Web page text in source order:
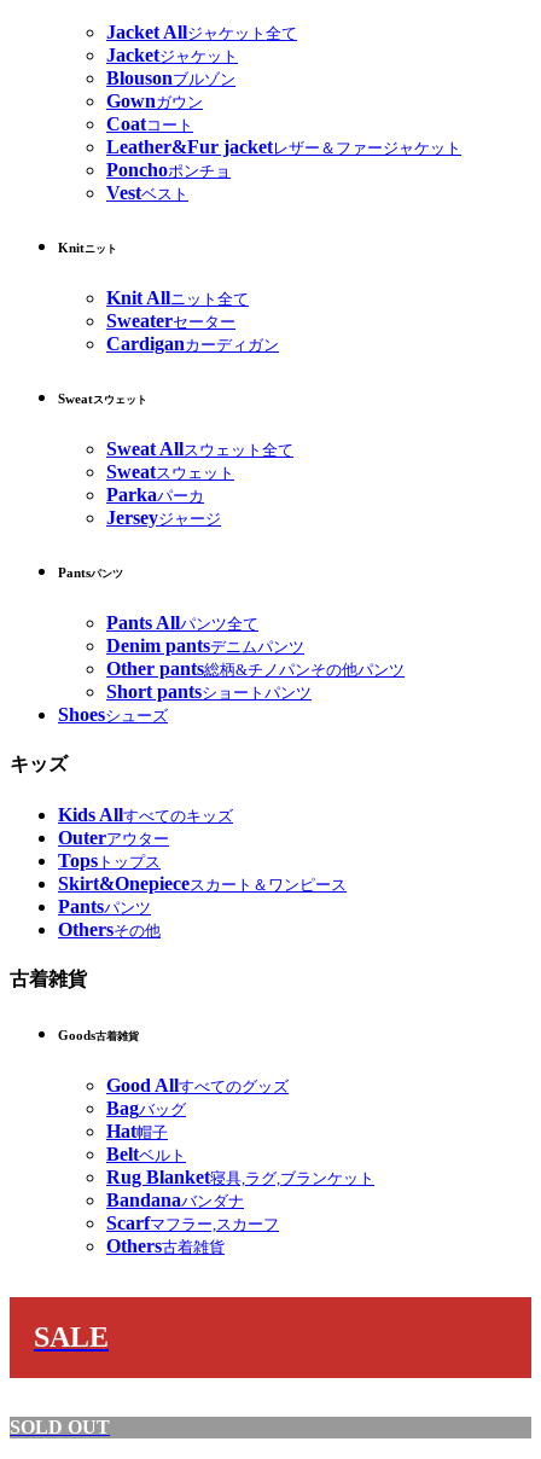
Jacket Allジャケット全て
Jacketジャケット
Blousonブルゾン
Gownガウン
Coatコート
Leather&Fur jacketレザー＆ファージャケット
Ponchoポンチョ
Vestベスト
Knitニット
Knit Allニット全て
Sweaterセーター
Cardiganカーディガン
Sweatスウェット
Sweat Allスウェット全て
Sweatスウェット
Parkaパーカ
Jerseyジャージ
Pantsパンツ
Pants Allパンツ全て
Denim pantsデニムパンツ
Other pants総柄&チノパンその他パンツ
Short pantsショートパンツ
Shoesシューズ
キッズ
Kids Allすべてのキッズ
Outerアウター
Tops トップス
Skirt&Onepieceスカート＆ワンピース
Pantsパンツ
Othersその他
古着雑貨
Goods古着雑貨
Good Allすべてのグッズ
Bagバッグ
Hat帽子
Beltベルト
Rug Blanket寝具,ラグ,ブランケット
Bandanaバンダナ
Scarfマフラー,スカーフ
Others古着雑貨
SALE
SOLD OUT